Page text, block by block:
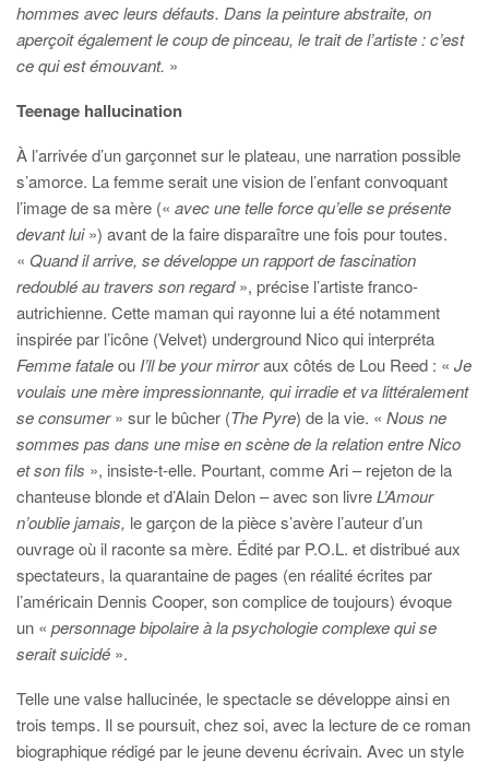
hommes avec leurs défauts. Dans la peinture abstraite, on
aperçoit également le coup de pinceau, le trait de l’artiste : c’est
ce qui est émouvant. »
Teenage hallucination
À l’arrivée d’un garçonnet sur le plateau, une narration possible
s’amorce. La femme serait une vision de l’enfant convoquant
l’image de sa mère (« avec une telle force qu’elle se présente
devant lui») avant de la faire disparaître une fois pour toutes.
« Quand il arrive, se développe un rapport de fascination
redoublé au travers son regard», précise l’artiste franco-
autrichienne. Cette maman qui rayonne lui a été notamment
inspirée par l’icône (Velvet) underground Nico qui interpréta
Femme fataleou I’ll be your mirroraux côtés de Lou Reed : « Je
voulais une mère impressionnante, qui irradie et va littéralement
se consumer» sur le bûcher (The Pyre) de la vie. « Nous ne
sommes pas dans une mise en scène de la relation entre Nico
et son fils », insiste-t-elle. Pourtant, comme Ari – rejeton de la
chanteuse blonde et d’Alain Delon – avec son livreL’Amour
n’oublie jamais, le garçon de la pièce s’avère l’auteur d’un
ouvrage où il raconte sa mère. Édité par P.O.L. et distribué aux
spectateurs, la quarantaine de pages (en réalité écrites par
l’américain Dennis Cooper, son complice de toujours) évoque
un « personnage bipolaire à la psychologie complexe qui se
serait suicidé ».
Telle une valse hallucinée, le spectacle se développe ainsi en
trois temps. Il se poursuit, chez soi, avec la lecture de ce roman
biographique rédigé par le jeune devenu écrivain. Avec un style